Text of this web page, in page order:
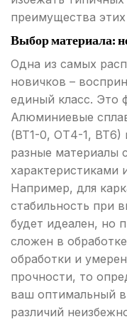
преимущества
Выбор материала:
Одна из самых
новичков –
единый класс. Это
Алюминиевые
(ВТ1-0, ОТ4-1, ВТ6)
разные материалы
характеристиками
Например, для
стабильность при
будет идеален, но
сложен в
обработки и
прочности, то
ваш оптимальный
различий